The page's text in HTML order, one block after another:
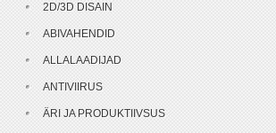
2D/3D DISAIN
ABIVAHENDID
ALLALAADIJAD
ANTIVIIRUS
ÄRI JA PRODUKTIIVSUS